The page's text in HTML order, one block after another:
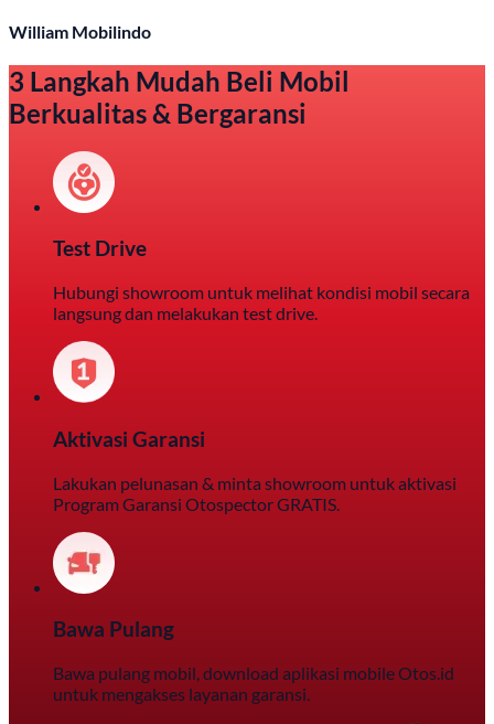
William Mobilindo
3 Langkah Mudah Beli Mobil
Berkualitas & Bergaransi
Test Drive
Hubungi showroom untuk melihat kondisi mobil secara
langsung dan melakukan test drive.
Aktivasi Garansi
Lakukan pelunasan & minta showroom untuk aktivasi
Program Garansi Otospector GRATIS.
Bawa Pulang
Bawa pulang mobil, download aplikasi mobile Otos.id
untuk mengakses layanan garansi.